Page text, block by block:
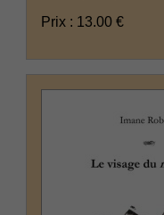
Prix : 13.00 €